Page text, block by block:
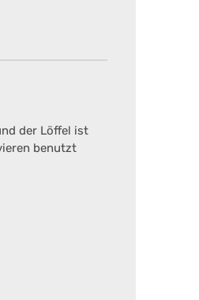
der Löffel ist
benutzt